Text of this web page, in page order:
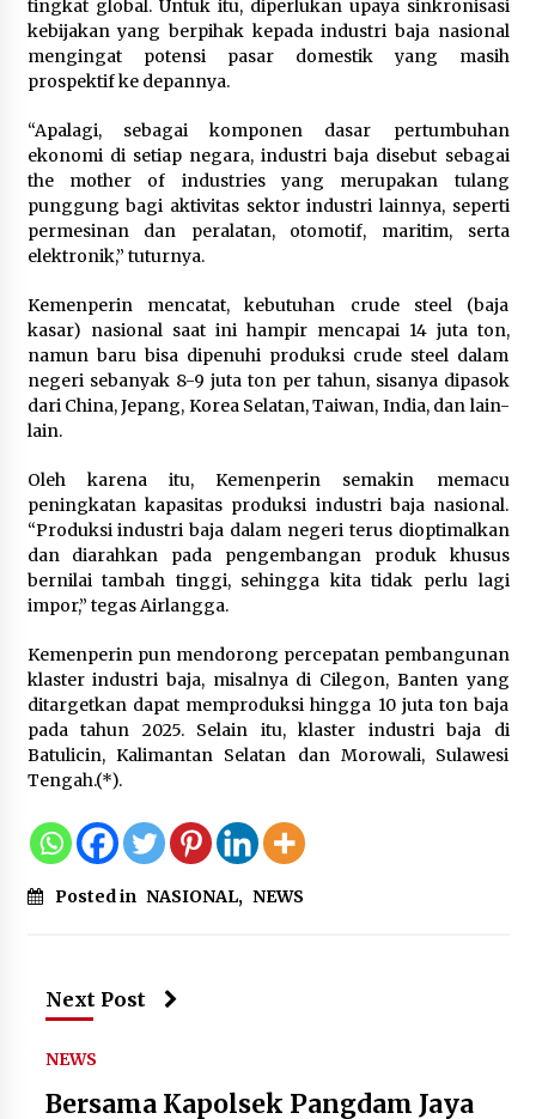
tingkat global. Untuk itu, diperlukan upaya sinkronisasi
kebijakan yang berpihak kepada industri baja nasional
mengingat potensi pasar domestik yang masih
prospektif ke depannya.
“Apalagi, sebagai komponen dasar pertumbuhan
ekonomi di setiap negara, industri baja disebut sebagai
the mother of industries yang merupakan tulang
punggung bagi aktivitas sektor industri lainnya, seperti
permesinan dan peralatan, otomotif, maritim, serta
elektronik,” tuturnya.
Kemenperin mencatat, kebutuhan crude steel (baja
kasar) nasional saat ini hampir mencapai 14 juta ton,
namun baru bisa dipenuhi produksi crude steel dalam
negeri sebanyak 8-9 juta ton per tahun, sisanya dipasok
dari China, Jepang, Korea Selatan, Taiwan, India, dan lain-
lain.
Oleh karena itu, Kemenperin semakin memacu
peningkatan kapasitas produksi industri baja nasional.
“Produksi industri baja dalam negeri terus dioptimalkan
dan diarahkan pada pengembangan produk khusus
bernilai tambah tinggi, sehingga kita tidak perlu lagi
impor,” tegas Airlangga.
Kemenperin pun mendorong percepatan pembangunan
klaster industri baja, misalnya di Cilegon, Banten yang
ditargetkan dapat memproduksi hingga 10 juta ton baja
pada tahun 2025. Selain itu, klaster industri baja di
Batulicin, Kalimantan Selatan dan Morowali, Sulawesi
Tengah.(*).
Posted in NASIONAL, NEWS
Next Post
NEWS
Bersama Kapolsek Pangdam Jaya